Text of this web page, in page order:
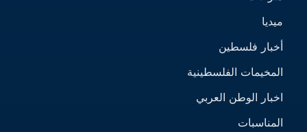
ميديا
أخبار فلسطين
المخيمات الفلسطينية
اخبار الوطن العربي
المناسبات